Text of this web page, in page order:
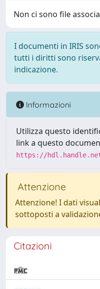
Non ci sono file
I documenti in IRIS
tutti i diritti sono
indicazione.
Informazioni
Utilizza questo
link a questo
https://
Attenzione
Attenzione! I dati
sottoposti a
Citazioni